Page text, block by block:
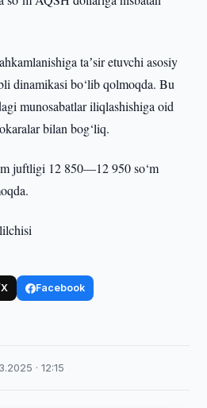
taʼsir etuvchi asosiy
dinamikasi bo‘lib qolmoqda. Bu
munosabatlar iliqlashishiga oid
bilan bog‘liq.
juftligi 12 850—12 950 so‘m
Facebook
· 12:15